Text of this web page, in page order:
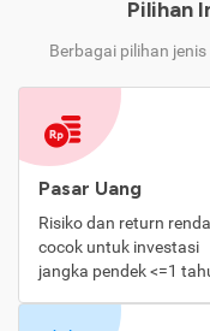
Pilihan
Berbagai pilihan
Pasar Uang
Risiko dan return
cocok untuk investasi
jangka pendek <=1